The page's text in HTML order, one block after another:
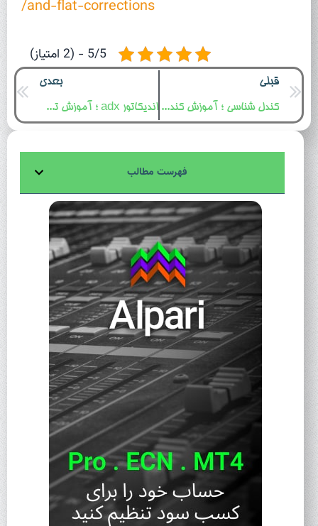
and-flat-corrections/
5/5 - (2 امتیاز)
قبلی
کندل شناسی ؛ آموزش کندل خوانی و الگوهای کندلی پر کاربرد
بعدی
اندیکاتور adx ؛ آموزش تشخیص قدرت روند با شاخص میانگین جهت دار
فهرست مطالب